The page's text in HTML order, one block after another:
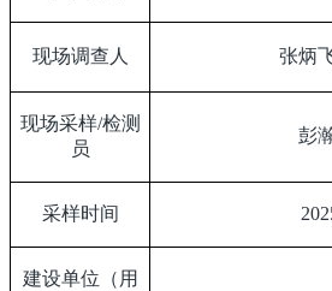
现场调查人 张炳
现场采样/检测
员
彭
采样时间
建设单位（用